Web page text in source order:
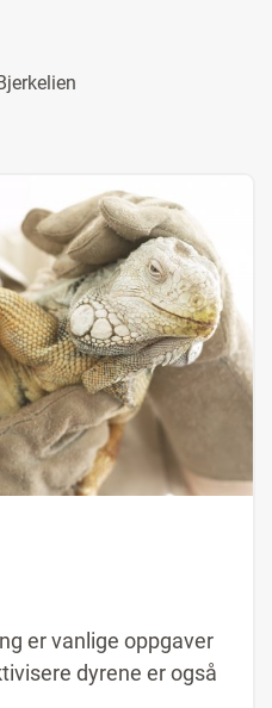
er vanlige oppgaver
dyrene er også